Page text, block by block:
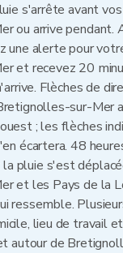
s'arrête avant
ou arrive pendant.
une alerte pour
et recevez 20
Flèches de
sur-Mer
; les flèches
écartera. 48
pluie s'est
et les Pays de la
ressemble.
lieu de travail
autour de